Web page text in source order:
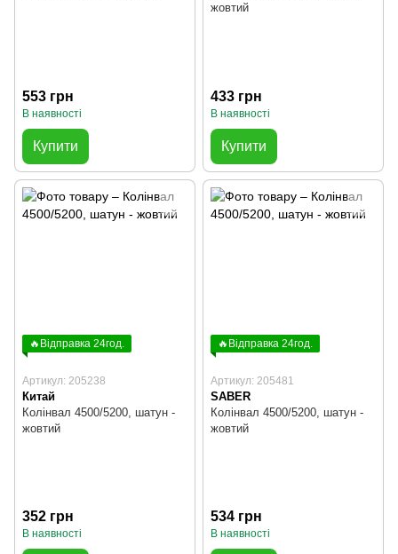
553 грн
В наявності
Купити
жовтий
433 грн
В наявності
Купити
🔥Відправка 24год.
Артикул: 205238
Китай
Колінвал 4500/5200, шатун -
жовтий
352 грн
В наявності
🔥Відправка 24год.
Артикул: 205481
SABER
Колінвал 4500/5200, шатун -
жовтий
534 грн
В наявності